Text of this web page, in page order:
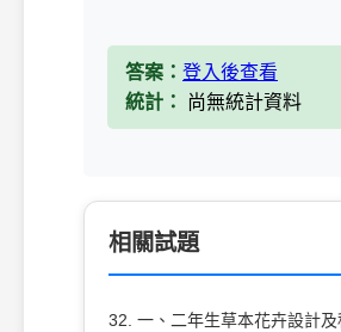
答案： 登入後查看
統計：
尚無統計資料
相關試題
32. 一、二年生草本花卉設計及